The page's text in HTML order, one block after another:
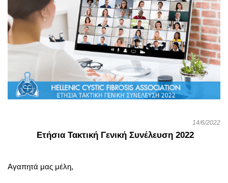
14/6/2022
Ετήσια Τακτική Γενική Συνέλευση 2022
Αγαπητά μας μέλη,